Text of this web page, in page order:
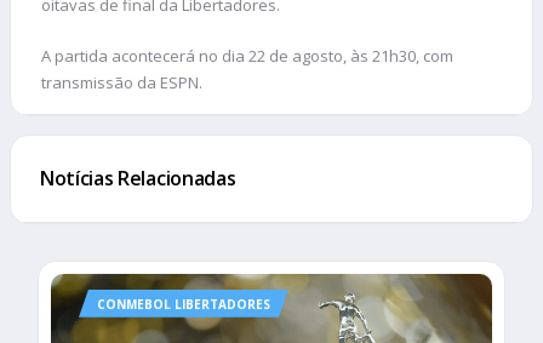
oitavas de final da Libertadores.
A partida acontecerá no dia 22 de agosto, às 21h30, com
transmissão da ESPN.
Notícias Relacionadas
CONMEBOL LIBERTADORES